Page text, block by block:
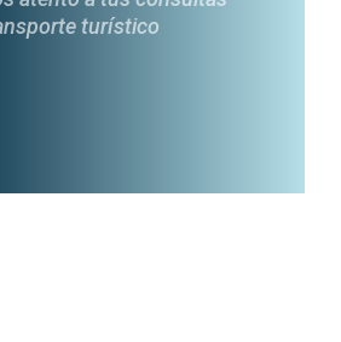
turístico